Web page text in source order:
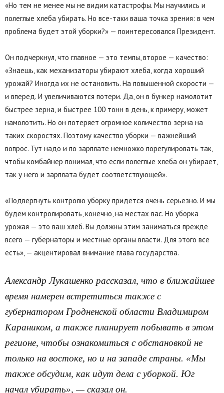
«Но тем не менее мы не видим катастрофы. Мы научились и
полеглые хлеба убирать. Но все-таки ваша точка зрения: в чем
проблема будет этой уборки?» — поинтересовался Президент.
Он подчеркнул, что главное — это темпы, второе — качество:
«Знаешь, как механизаторы убирают хлеба, когда хороший
урожай? Иногда их не остановить. На повышенной скорости —
и вперед. И увеличиваются потери. Да, он в бункер намолотит
быстрее зерна, и быстрее 100 тонн в день, к примеру, может
намолотить. Но он потеряет огромное количество зерна на
таких скоростях. Поэтому качество уборки — важнейший
вопрос. Тут надо и по зарплате немножко порегулировать так,
чтобы комбайнер понимал, что если полеглые хлеба он убирает,
так у него и зарплата будет соответствующей».
«Подвергнуть контролю уборку придется очень серьезно. И мы
будем контролировать, конечно, на местах вас. Но уборка
урожая — это ваш хлеб. Вы должны этим заниматься прежде
всего — губернаторы и местные органы власти. Для этого все
есть», — акцентировал внимание глава государства.
Александр Лукашенко рассказал, что в ближайшее
время намерен встретиться также с
губернатором Гродненской области Владимиром
Караником, а также планирует побывать в этом
регионе, чтобы ознакомиться с обстановкой не
только на востоке, но и на западе страны. «Мы
также обсудим, как идут дела с уборкой. Юг
начал убирать», — сказал он.